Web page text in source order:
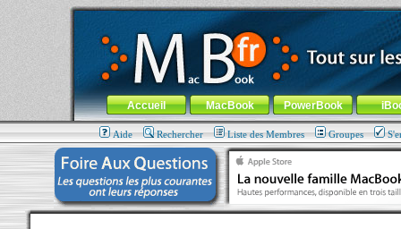
MacBook-fr.com : 100% Apple... 100% nomade !
Aller au contenu-Aller au menu général-Aller au menu de
Menu général
Accueil MacBook PowerBook
Aide Rechercher Liste des Membres Groupes